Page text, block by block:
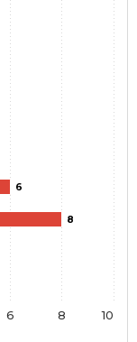
6
8
6 8 10